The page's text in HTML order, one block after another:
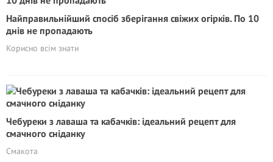
Найправильнійший спосіб зберігання свіжих огірків. По 10
днів не пропадають
Корисно всім знати
Чебуреки з лаваша та кабачків: ідеальний рецепт для
смачного сніданку
Смакота